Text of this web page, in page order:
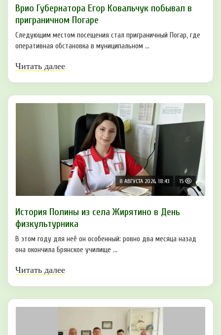
Врио Губернатора Егор Ковальчук побывал в
приграничном Погаре
Следующим местом посещения стал приграничный Погар, где
оперативная обстановка в муниципальном ...
Читать далее
8 АВГУСТА 2026, 18:43 15
История Полины из села Жирятино в День
физкультурника
В этом году для неё он особенный: ровно два месяца назад
она окончила Брянское училище ...
Читать далее